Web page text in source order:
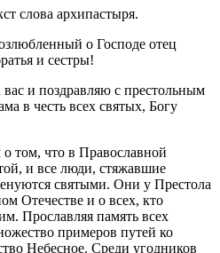
слова архипастыря.
о Господе отец
и сестры!
и поздравляю с престольным
в честь всех святых, Богу
том, что в Православной
и все люди, стяжавшие
святыми. Они у Престола
Отечестве и о всех, кто
Прославляя память всех
примеров путей ко
Небесное. Среди угодников